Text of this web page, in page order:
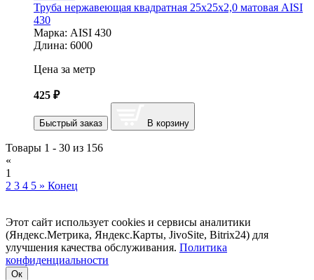
Труба нержавеющая квадратная 25х25х2,0 матовая AISI
430
Марка: AISI 430
Длина: 6000
Цена за метр
425 ₽
Быстрый заказ В корзину
Товары 1 - 30 из 156
«
1
2 3 4 5 » Конец
Этот сайт использует cookies и сервисы аналитики
(Яндекс.Метрика, Яндекс.Карты, JivoSite, Bitrix24) для
улучшения качества обслуживания. Политика
конфиденциальности
Ок